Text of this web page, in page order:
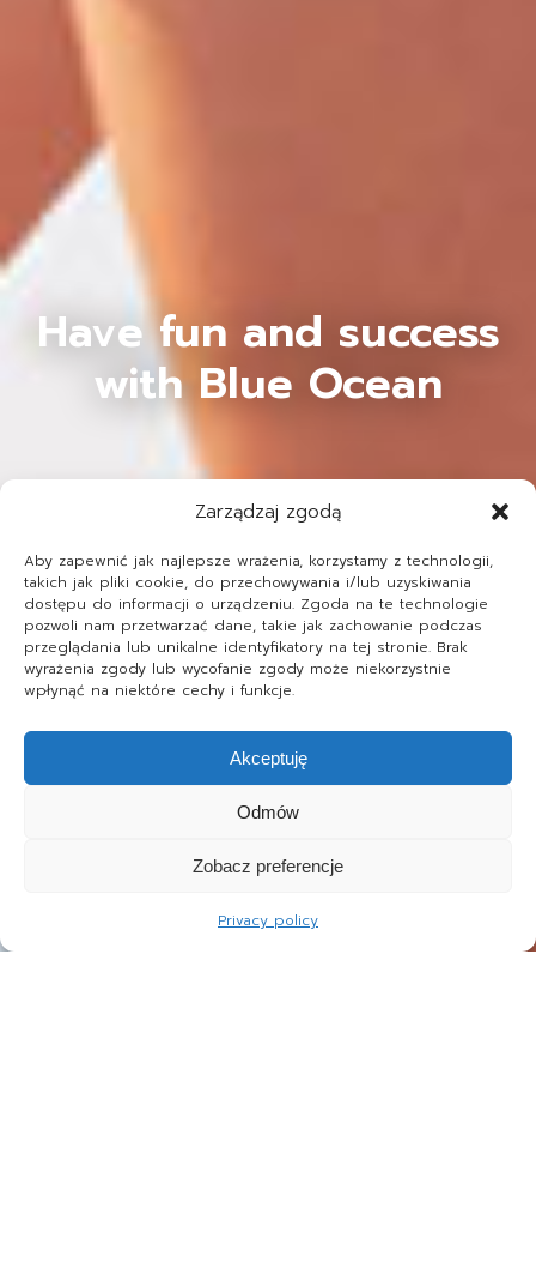
Zarządzaj zgodą
Aby zapewnić jak najlepsze wrażenia, korzystamy z technologii,
takich jak pliki cookie, do przechowywania i/lub uzyskiwania
dostępu do informacji o urządzeniu. Zgoda na te technologie
pozwoli nam przetwarzać dane, takie jak zachowanie podczas
przeglądania lub unikalne identyfikatory na tej stronie. Brak
wyrażenia zgody lub wycofanie zgody może niekorzystnie
wpłynąć na niektóre cechy i funkcje.
Akceptuję
Odmów
Zobacz preferencje
Privacy policy
Have fun and success
with Blue Ocean